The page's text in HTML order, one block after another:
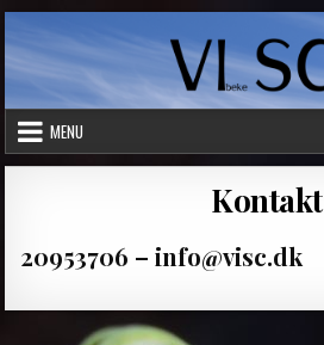
to
MENU
Kontakt
20953706 – info@visc.dk